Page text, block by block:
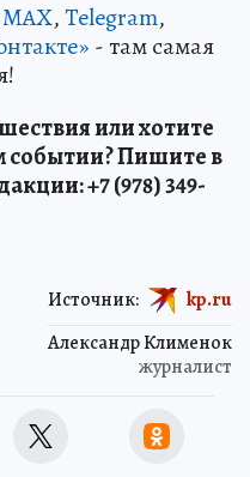
MAX,Telegram,
- там самая
или хотите
событии? Пишите в
+7 (978) 349-
Александр Клименок
журналист
Источник: kp.ru